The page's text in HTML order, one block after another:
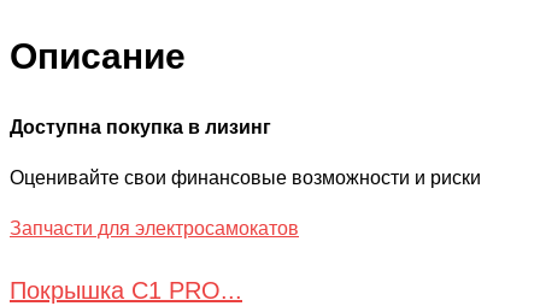
Описание
Доступна покупка в лизинг
Оценивайте свои финансовые возможности и риски
Запчасти для электросамокатов
Покрышка С1 PRO...